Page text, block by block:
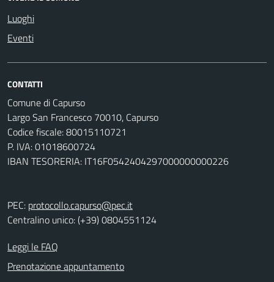
Luoghi
Eventi
CONTATTI
Comune di Capurso
Largo San Francesco 70010, Capurso
Codice fiscale: 80015110721
P. IVA: 01018600724
IBAN TESORERIA: IT16F0542404297000000000226
PEC: protocollo.capurso@pec.it
Centralino unico: (+39) 0804551124
Leggi le FAQ
Prenotazione appuntamento